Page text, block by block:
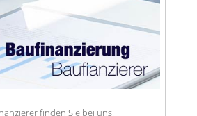
finden Sie bei uns.